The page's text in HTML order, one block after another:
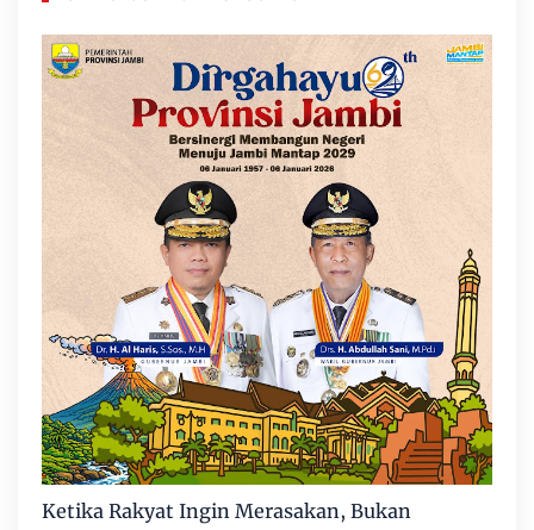
Ketika Rakyat Ingin Merasakan, Bukan